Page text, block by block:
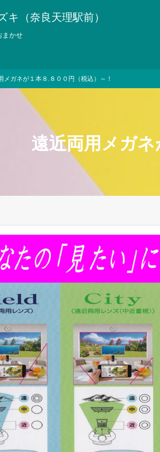
キ（奈良天理駅前）
まかせ
メガネが１本８,８００円（税込）～！
遠近両用メガ